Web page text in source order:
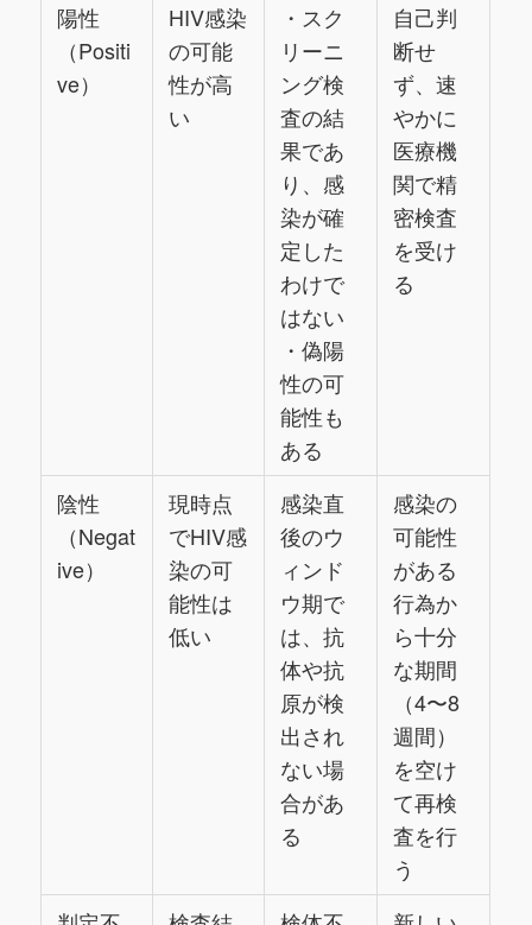
陽性
（Positi
ve）
HIV感染
の可能
性が高
い
・スク
リーニ
ング検
査の結
果であ
り、感
染が確
定した
わけで
はない
・偽陽
性の可
能性も
ある
自己判
断せ
ず、速
やかに
医療機
関で精
密検査
を受け
る
陰性
（Negat
ive）
現時点
でHIV感
染の可
能性は
低い
感染直
後のウ
ィンド
ウ期で
は、抗
体や抗
原が検
出され
ない場
合があ
る
感染の
可能性
がある
行為か
ら十分
な期間
（4〜8
週間）
を空け
て再検
査を行
う